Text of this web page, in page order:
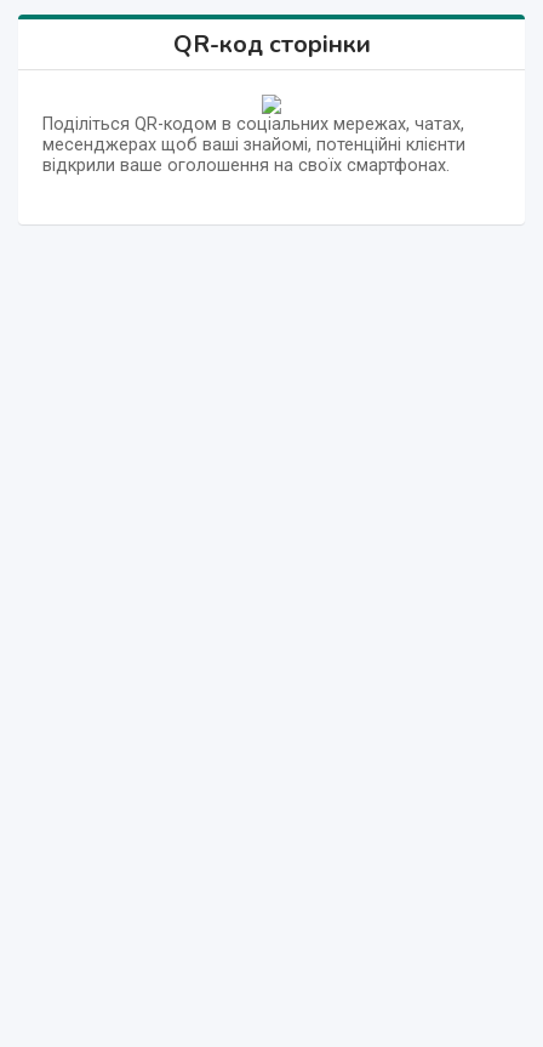
QR-код сторінки
Поділіться QR-кодом в соціальних мережах, чатах,
месенджерах щоб ваші знайомі, потенційні клієнти
відкрили ваше оголошення на своїх смартфонах.